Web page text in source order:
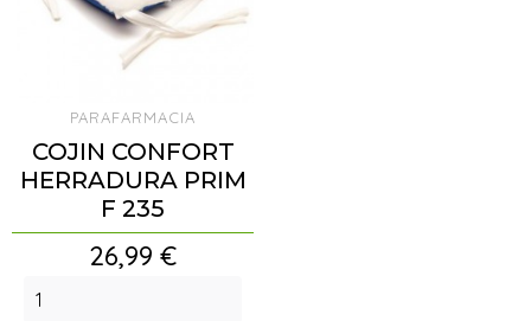
PARAFARMACIA
COJIN CONFORT
HERRADURA PRIM
F 235
Precio
26,99 €